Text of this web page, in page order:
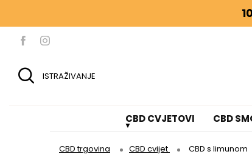
ISTRAŽIVANJE
CBD CVJETOVI CBD
CBD trgovina CBD cvijet CBD s limunom